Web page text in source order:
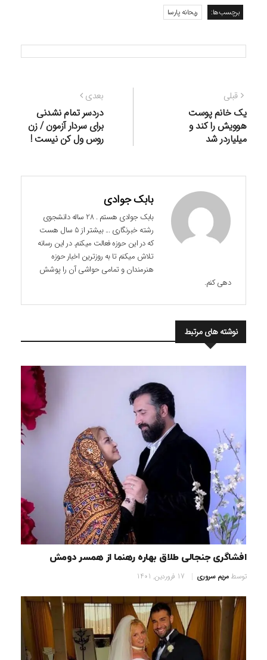
برچسب‌ها: ریحانه پارسا
راهبری
نوشته
قبلی
قبلی:
یک خانم پوست
هوویش را کند و
میلیاردر شد
بعدی
بعدی:
دردسر تمام نشدنی
برای سردار آزمون / زن
روس ول کن نیست !
بابک جوادی
بابک جوادی هستم . 28 ساله دانشجوی
رشته خبرنگاری ... بیشتر از 5 سال هست
که در این حوزه فعالت میکنم. در این رسانه
تلاش میکنم تا به روزترین اخبار حوزه
هنرمندان و تمامی حواشی آن را پوشش
دهی کنم.
نوشته های مرتبط
افشاگری جنجالی طلاق بهاره رهنما از همسر دومش
توسطمریم سروری 17 فروردین, 1401